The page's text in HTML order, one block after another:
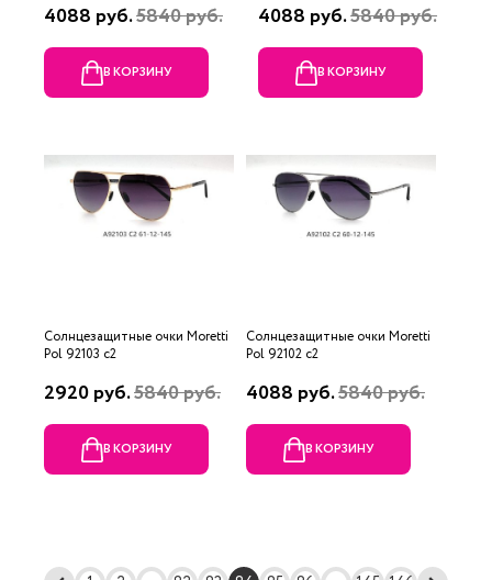
4088 руб.5840 руб.
В КОРЗИНУ
4088 руб.5840 руб.
В КОРЗИНУ
Солнцезащитные очки Moretti
Pol 92103 c2
2920 руб.5840 руб.
В КОРЗИНУ
Солнцезащитные очки Moretti
Pol 92102 c2
4088 руб.5840 руб.
В КОРЗИНУ